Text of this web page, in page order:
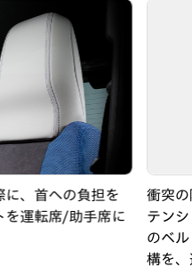
に、首への負担を
を運転席/助手席に
衝突
テン
のベ
構を